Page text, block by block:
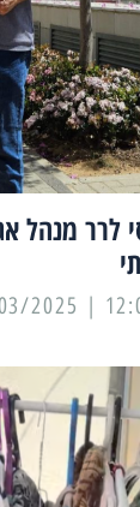
לרר מנהל
12:03 | 31/